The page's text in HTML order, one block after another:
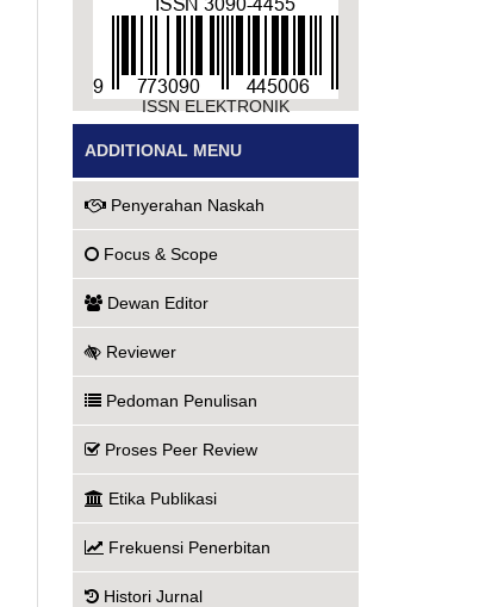
ISSN ELEKTRONIK
ADDITIONAL MENU
Penyerahan Naskah
Focus & Scope
Dewan Editor
Reviewer
Pedoman Penulisan
Proses Peer Review
Etika Publikasi
Frekuensi Penerbitan
Histori Jurnal